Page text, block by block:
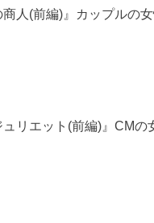
人(前編)』カップルの
リエット(前編)』CMの